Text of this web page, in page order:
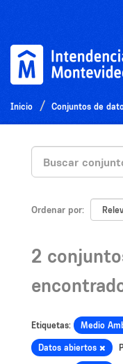
Inicio Conjuntos de
Ordenar por
2
Etiquetas: Medio
Datos abiertos